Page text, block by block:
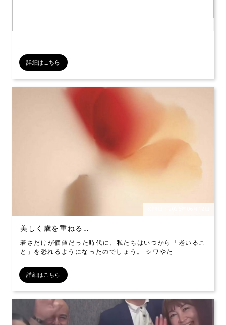
詳細はこちら
美しく歳を重ねる…
若さだけが価値だった時代に、私たちはいつから「老いるこ
と」を恐れるようになったのでしょう。 シワやた
詳細はこちら